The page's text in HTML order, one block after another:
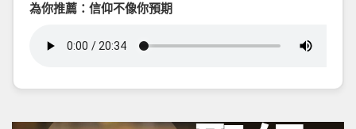
為你推薦：信仰不像你預期